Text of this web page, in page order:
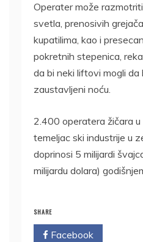
Operater može
svetla, prenosivih
kupatilima, kao i
pokretnih stepenica,
da bi neki liftovi mogli da
zaustavljeni noću.
2.400 operatera žičara
temeljac ski industrije u
doprinosi 5 milijardi
milijardu dolara)
SHARE
Facebook